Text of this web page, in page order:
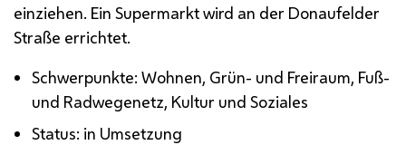
einziehen. Ein Supermarkt wird an der Donaufelder
Straße errichtet.
Schwerpunkte: Wohnen, Grün- und Freiraum, Fuß-
und Radwegenetz, Kultur und Soziales
Status: in Umsetzung